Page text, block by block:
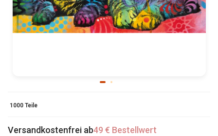
1000 Teile
Versandkostenfrei ab49 € Bestellwert